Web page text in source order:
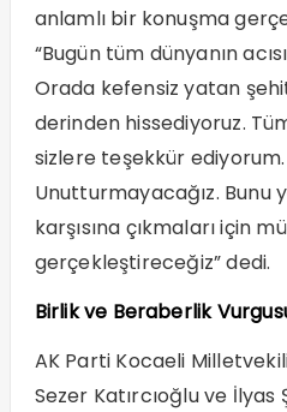
anlamlı bir konuşma
“Bugün tüm dünyanın
Orada kefensiz yatan
derinden hissediyoruz.
sizlere teşekkür ediyorum.
Unutturmayacağız. Bunu
karşısına çıkmaları için
gerçekleştireceğiz” dedi.
Birlik ve Beraberlik
AK Parti Kocaeli
Sezer Katırcıoğlu ve